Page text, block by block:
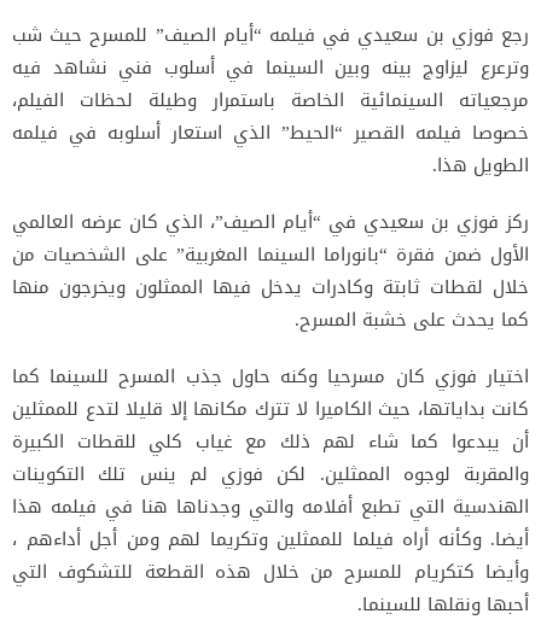
رجع فوزي بن سعيدي في فيلمه “أيام الصيف” للمسرح حيث شب
وترعرع ليزاوج بينه وبين السينما في أسلوب فني نشاهد فيه
مرجعياته السينمائية الخاصة باستمرار وطيلة لحظات الفيلم،
خصوصا فيلمه القصير “الحيط” الذي استعار أسلوبه في فيلمه
الطويل هذا.
ركز فوزي بن سعيدي في “أيام الصيف”، الذي كان عرضه العالمي
الأول ضمن فقرة “بانوراما السينما المغربية” على الشخصيات من
خلال لقطات ثابتة وكادرات يدخل فيها الممثلون ويخرجون منها
كما يحدث على خشبة المسرح.
اختيار فوزي كان مسرحيا وكنه حاول جذب المسرح للسينما كما
كانت بداياتها، حيث الكاميرا لا تترك مكانها إلا قليلا لتدع للممثلين
أن يبدعوا كما شاء لهم ذلك مع غياب كلي للقطات الكبيرة
والمقربة لوجوه الممثلين. لكن فوزي لم ينس تلك التكوينات
الهندسية التي تطبع أفلامه والتي وجدناها هنا في فيلمه هذا
أيضا. وكأنه أراه فيلما للممثلين وتكريما لهم ومن أجل أداءهم ،
وأيضا كتكريام للمسرح من خلال هذه القطعة للتشكوف التي
أحبها ونقلها للسينما.